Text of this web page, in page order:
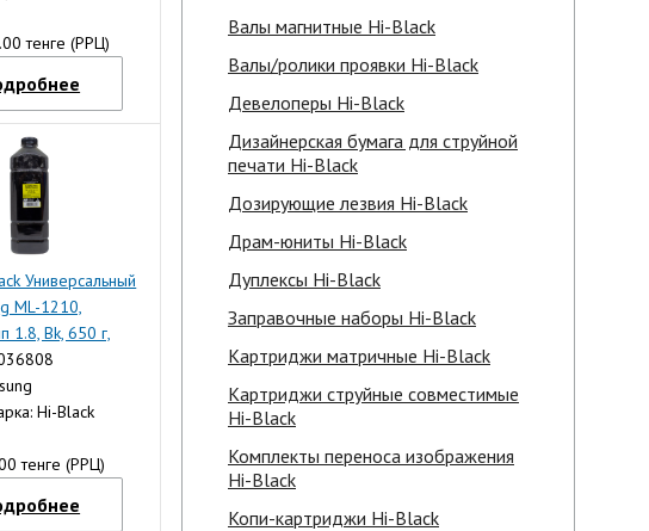
тенге (РРЦ)
Универсальный
ML-1210,
1.8, Bk, 650 г,
Hi-Black
тенге (РРЦ)
Валы магнитные Hi-Black
Валы/ролики проявки Hi-Black
Девелоперы Hi-Black
Дизайнерская бумага для струйной
печати Hi-Black
Дозирующие лезвия Hi-Black
Драм-юниты Hi-Black
Дуплексы Hi-Black
Заправочные наборы Hi-Black
Картриджи матричные Hi-Black
Картриджи струйные совместимые
Hi-Black
Комплекты переноса изображения
Hi-Black
Копи-картриджи Hi-Black